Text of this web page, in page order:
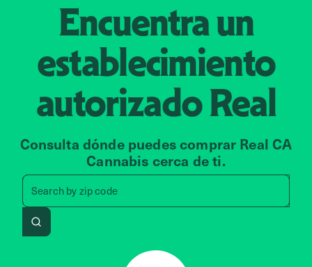
Encuentra un
establecimiento
autorizadoReal
Consulta dónde puedes comprar Real CA
Cannabis cerca de ti.
Search by zip code
Search by zip code, address,
Search